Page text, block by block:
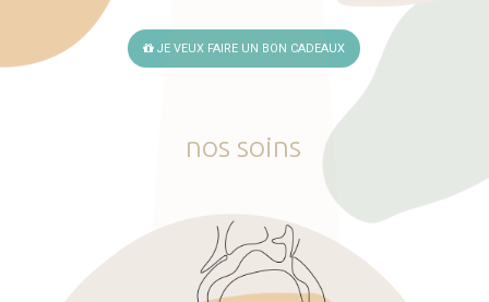
JE VEUX FAIRE UN BON CADEAUX
nos soins